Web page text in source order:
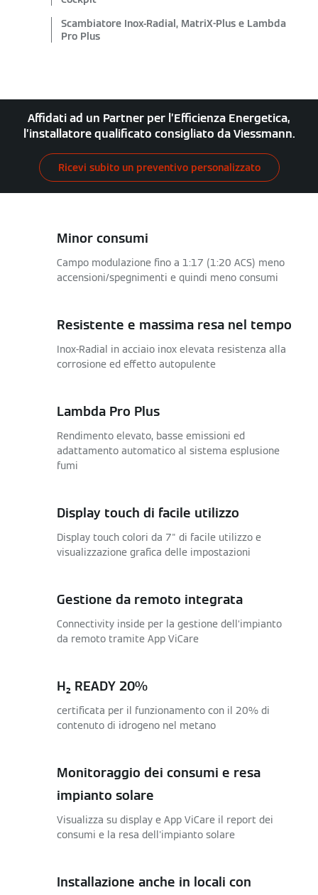
Scambiatore Inox-Radial, MatriX-Plus e Lambda
Pro Plus
Affidati ad un Partner per l’Efficienza Energetica,
l’installatore qualificato consigliato da Viessmann.
Ricevi subito un preventivo personalizzato
Minor consumi
Campo modulazione fino a 1:17 (1:20 ACS) meno
accensioni/spegnimenti e quindi meno consumi
Resistente e massima resa nel tempo
Inox-Radial in acciaio inox elevata resistenza alla
corrosione ed effetto autopulente
Lambda Pro Plus
Rendimento elevato, basse emissioni ed
adattamento automatico al sistema esplusione
fumi
Display touch di facile utilizzo
Display touch colori da 7" di facile utilizzo e
visualizzazione grafica delle impostazioni
Gestione da remoto integrata
Connectivity inside per la gestione dell‘impianto
da remoto tramite App ViCare
H₂ READY 20%
certificata per il funzionamento con il 20% di
contenuto di idrogeno nel metano
Monitoraggio dei consumi e resa
impianto solare
Visualizza su display e App ViCare il report dei
consumi e la resa dell'impianto solare
Installazione anche in locali con